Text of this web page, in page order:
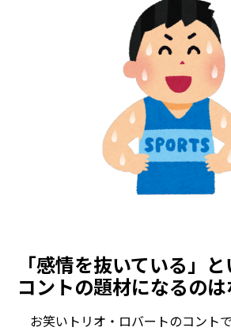
「感情を抜いている」
コントの題材になるの
お笑いトリオ・ロバートのコント